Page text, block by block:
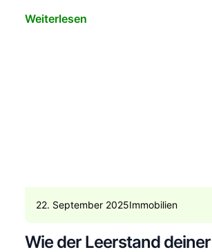
Weiterlesen
22. September 2025Immobilien
Wie der Leerstand deiner